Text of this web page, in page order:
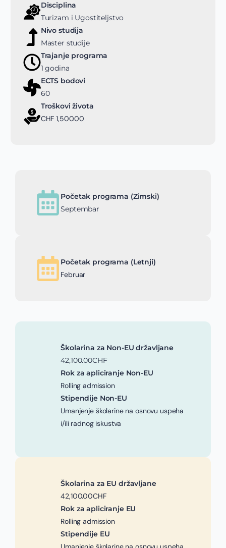
Disciplina
Turizam i Ugostiteljstvo
Nivo studija
Master studije
Trajanje programa
1 godina
ECTS bodovi
60
Troškovi života
CHF 1,500.00
Početak programa (Zimski)
Septembar
Početak programa (Letnji)
Februar
Školarina za Non-EU državljane
42,100.00CHF
Rok za apliciranje Non-EU
Rolling admission
Stipendije Non-EU
Umanjenje školarine na osnovu uspeha
i/ili radnog iskustva
Školarina za EU državljane
42,100.00CHF
Rok za apliciranje EU
Rolling admission
Stipendije EU